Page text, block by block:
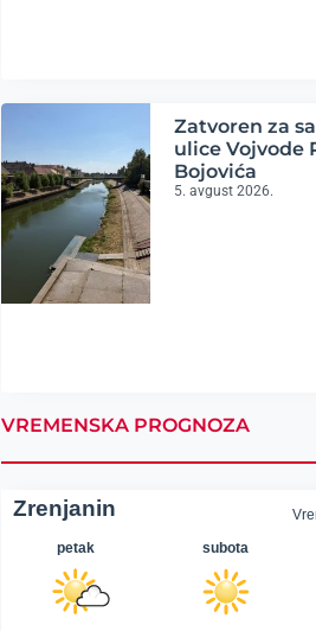
Zatvoren za
ulice Vojvode
Bojovića
5. avgust 2026.
VREMENSKA PROGNOZA